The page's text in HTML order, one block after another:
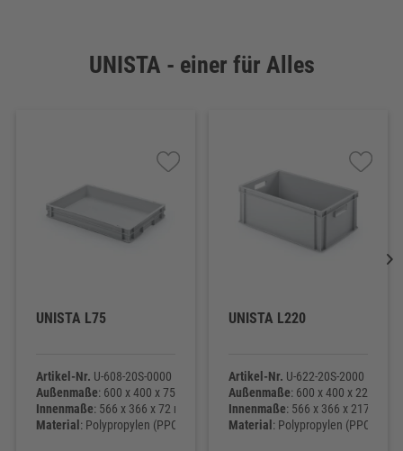
UNISTA - einer für Alles
75 mm
72 mm
- lebensmittelecht
UNISTA L220
Artikel-Nr.U-622-20S-2000
Außenmaße: 600 x 400 x 220 mm
Innenmaße: 566 x 366 x 217 mm
Material: Polypropylen (PPC) - lebensmittelecht
UNISTA L320
Artikel-Nr.U-632-24S-2000
Außenmaße: 600 x 400 x
Innenmaße: 566 x 366 x
Material: Polypropylen